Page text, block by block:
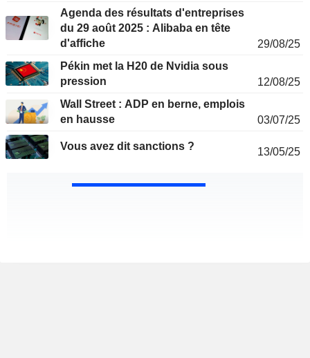
Agenda des résultats d'entreprises
du 29 août 2025 : Alibaba en tête
d'affiche
29/08/25
Pékin met la H20 de Nvidia sous
pression
12/08/25
Wall Street : ADP en berne, emplois
en hausse
03/07/25
Vous avez dit sanctions ? 13/05/25